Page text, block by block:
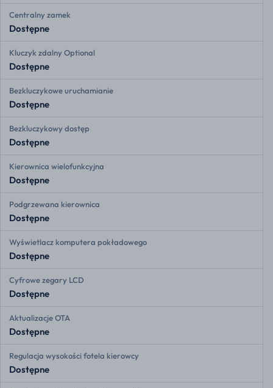
Centralny zamek
Dostępne
Kluczyk zdalny Optional
Dostępne
Bezkluczykowe uruchamianie
Dostępne
Bezkluczykowy dostęp
Dostępne
Kierownica wielofunkcyjna
Dostępne
Podgrzewana kierownica
Dostępne
Wyświetlacz komputera pokładowego
Dostępne
Cyfrowe zegary LCD
Dostępne
Aktualizacje OTA
Dostępne
Regulacja wysokości fotela kierowcy
Dostępne